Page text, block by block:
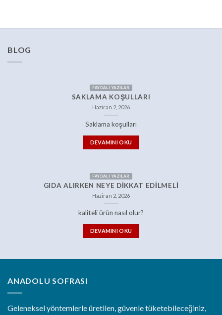
BLOG
FAYDALI YAZILAR
SAKLAMA KOŞULLARI
Haziran 2, 2026
Saklama koşulları
DEVAMINI OKU
FAYDALI YAZILAR
GIDA ALIRKEN NEYE DIKKAT EDILMELI
Haziran 2, 2026
kaliteli ürün nasıl olur?
DEVAMINI OKU
ANADOLU SOFRASI
Geleneksel yöntemlerle üretilen, güvenle tüketebileceğiniz,